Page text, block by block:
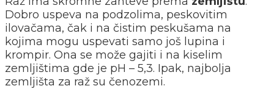
Dobro uspeva na podzolima, peskovitim
ilovačama, čak i na čistim peskušama na
kojima mogu uspevati samo još lupina i
krompir. Ona se može gajiti i na kiselim
zemljištima gde je pH – 5,3. Ipak, najbolja
zemljišta za raž su čenozemi.